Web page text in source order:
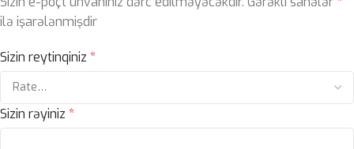
ilə işarələnmişdir
Sizin reytinqiniz *
Sizin rəyiniz *